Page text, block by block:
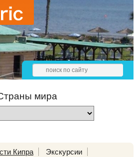
мира
Кипра
Экскурсии